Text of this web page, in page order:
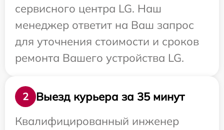
сервисного центра LG. Наш
менеджер ответит на Ваш запрос
для уточнения стоимости и сроков
ремонта Вашего устройства LG.
2
Выезд курьера за 35 минут
Квалифицированный инженер